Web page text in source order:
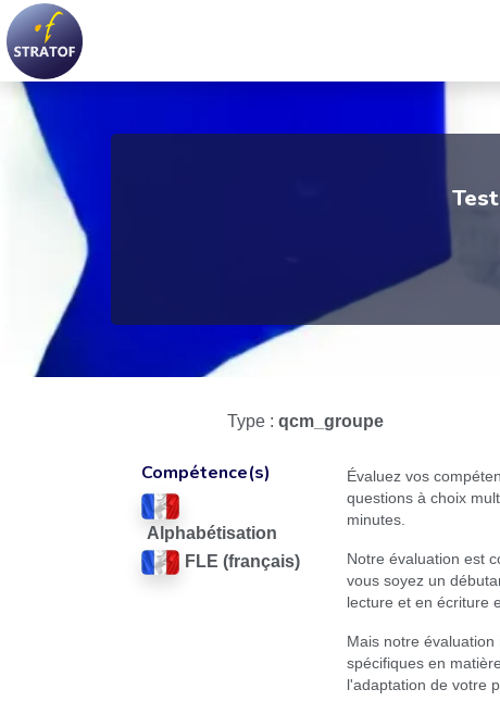
Type :qcm_groupe
Compétence(s)
Alphabétisation
FLE (français)
Évaluez vos
questions à choix
minutes.
Notre évaluation est
vous soyez un
lecture et en écriture
Mais notre
spécifiques en
l'adaptation de votre